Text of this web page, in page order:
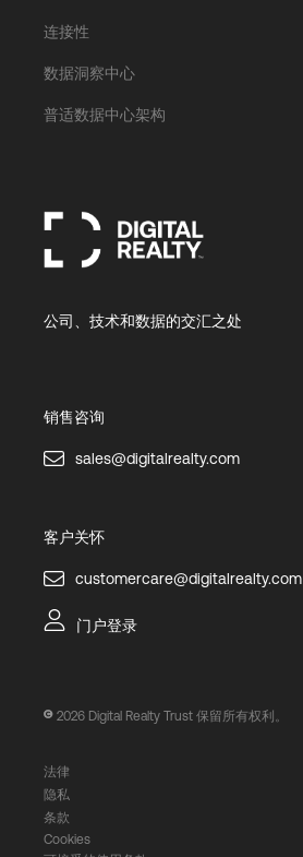
连接性
数据洞察中心
普适数据中心架构
公司、技术和数据的交汇之处
销售咨询
sales@digitalrealty.com
客户关怀
customercare@digitalrealty.com
门户登录
2026 Digital Realty Trust 保留所有权利。
法律
隐私
条款
Cookies